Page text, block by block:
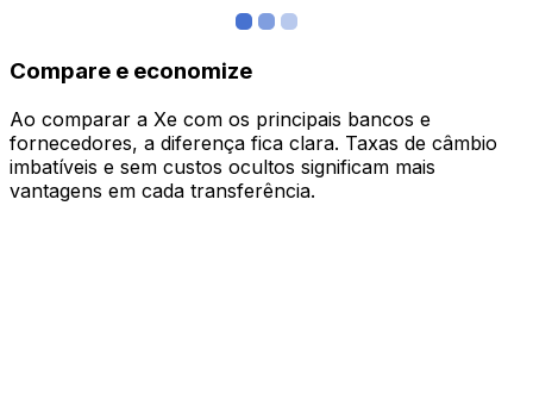
Compare e economize
Ao comparar a Xe com os principais bancos e
fornecedores, a diferença fica clara. Taxas de câmbio
imbatíveis e sem custos ocultos significam mais
vantagens em cada transferência.